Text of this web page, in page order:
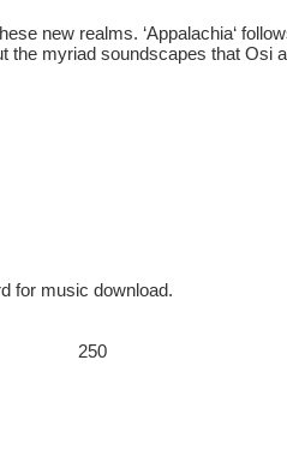
new realms. ‘Appalachia‘
the myriad soundscapes that Osi
for music download.
250